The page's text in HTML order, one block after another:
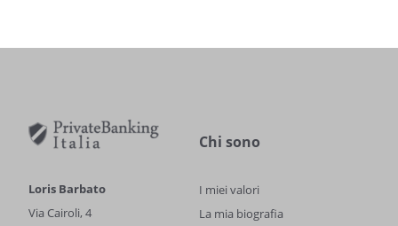
Loris Barbato
Via Cairoli, 4
Chi sono
I miei valori
La mia biografia